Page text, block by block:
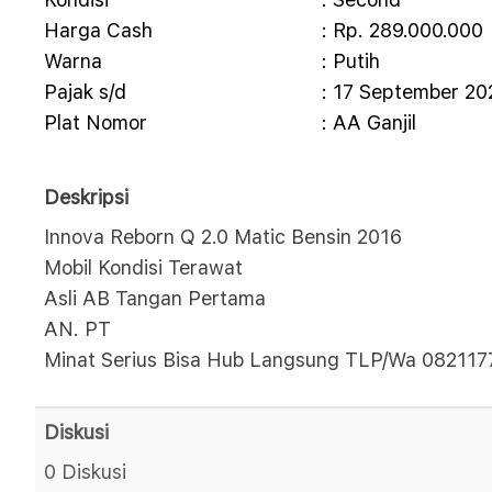
Harga Cash
: Rp. 289.000.000
Warna
: Putih
Pajak s/d
: 17 September
Plat Nomor
: AA Ganjil
Deskripsi
Innova Reborn Q 2.0 Matic Bensin 2016
Mobil Kondisi Terawat
Asli AB Tangan Pertama
AN. PT
Minat Serius Bisa Hub Langsung TLP/Wa
Diskusi
0 Diskusi